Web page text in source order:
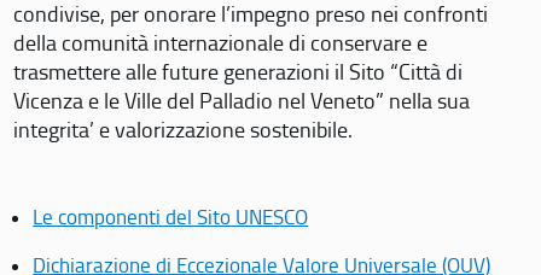
condivise, per onorare l’impegno preso nei confronti
della comunità internazionale di conservare e
trasmettere alle future generazioni il Sito “Città di
Vicenza e le Ville del Palladio nel Veneto” nella sua
integrita’ e valorizzazione sostenibile.
Le componenti del Sito UNESCO
Dichiarazione di Eccezionale Valore Universale (OUV)